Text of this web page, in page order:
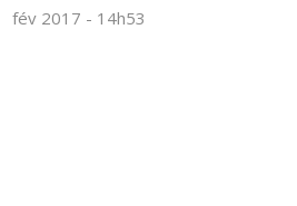
fév 2017 - 14h53